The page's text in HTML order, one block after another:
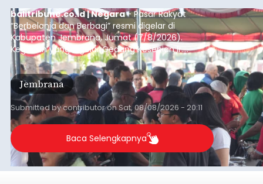
balitribune.co.id | Negara- Pasar Rakyat
“Berbelanja dan Berbagi” resmi digelar di
Kabupaten Jembrana, Jumat (7/8/2026).
Kegiatan yang digelar Gedung Kesenian Ir.
Soekarno ini memadukan pemberdayaan
ekonomi masyarakat dengan aksi sosial tersebut
mendapat antusiasme tinggi dan mencatat nilai
transaksi mencapai Rp672.733.200.
Jembrana
Submitted bycontributoronSat, 08/08/2026 - 20:11
Baca Selengkapnya